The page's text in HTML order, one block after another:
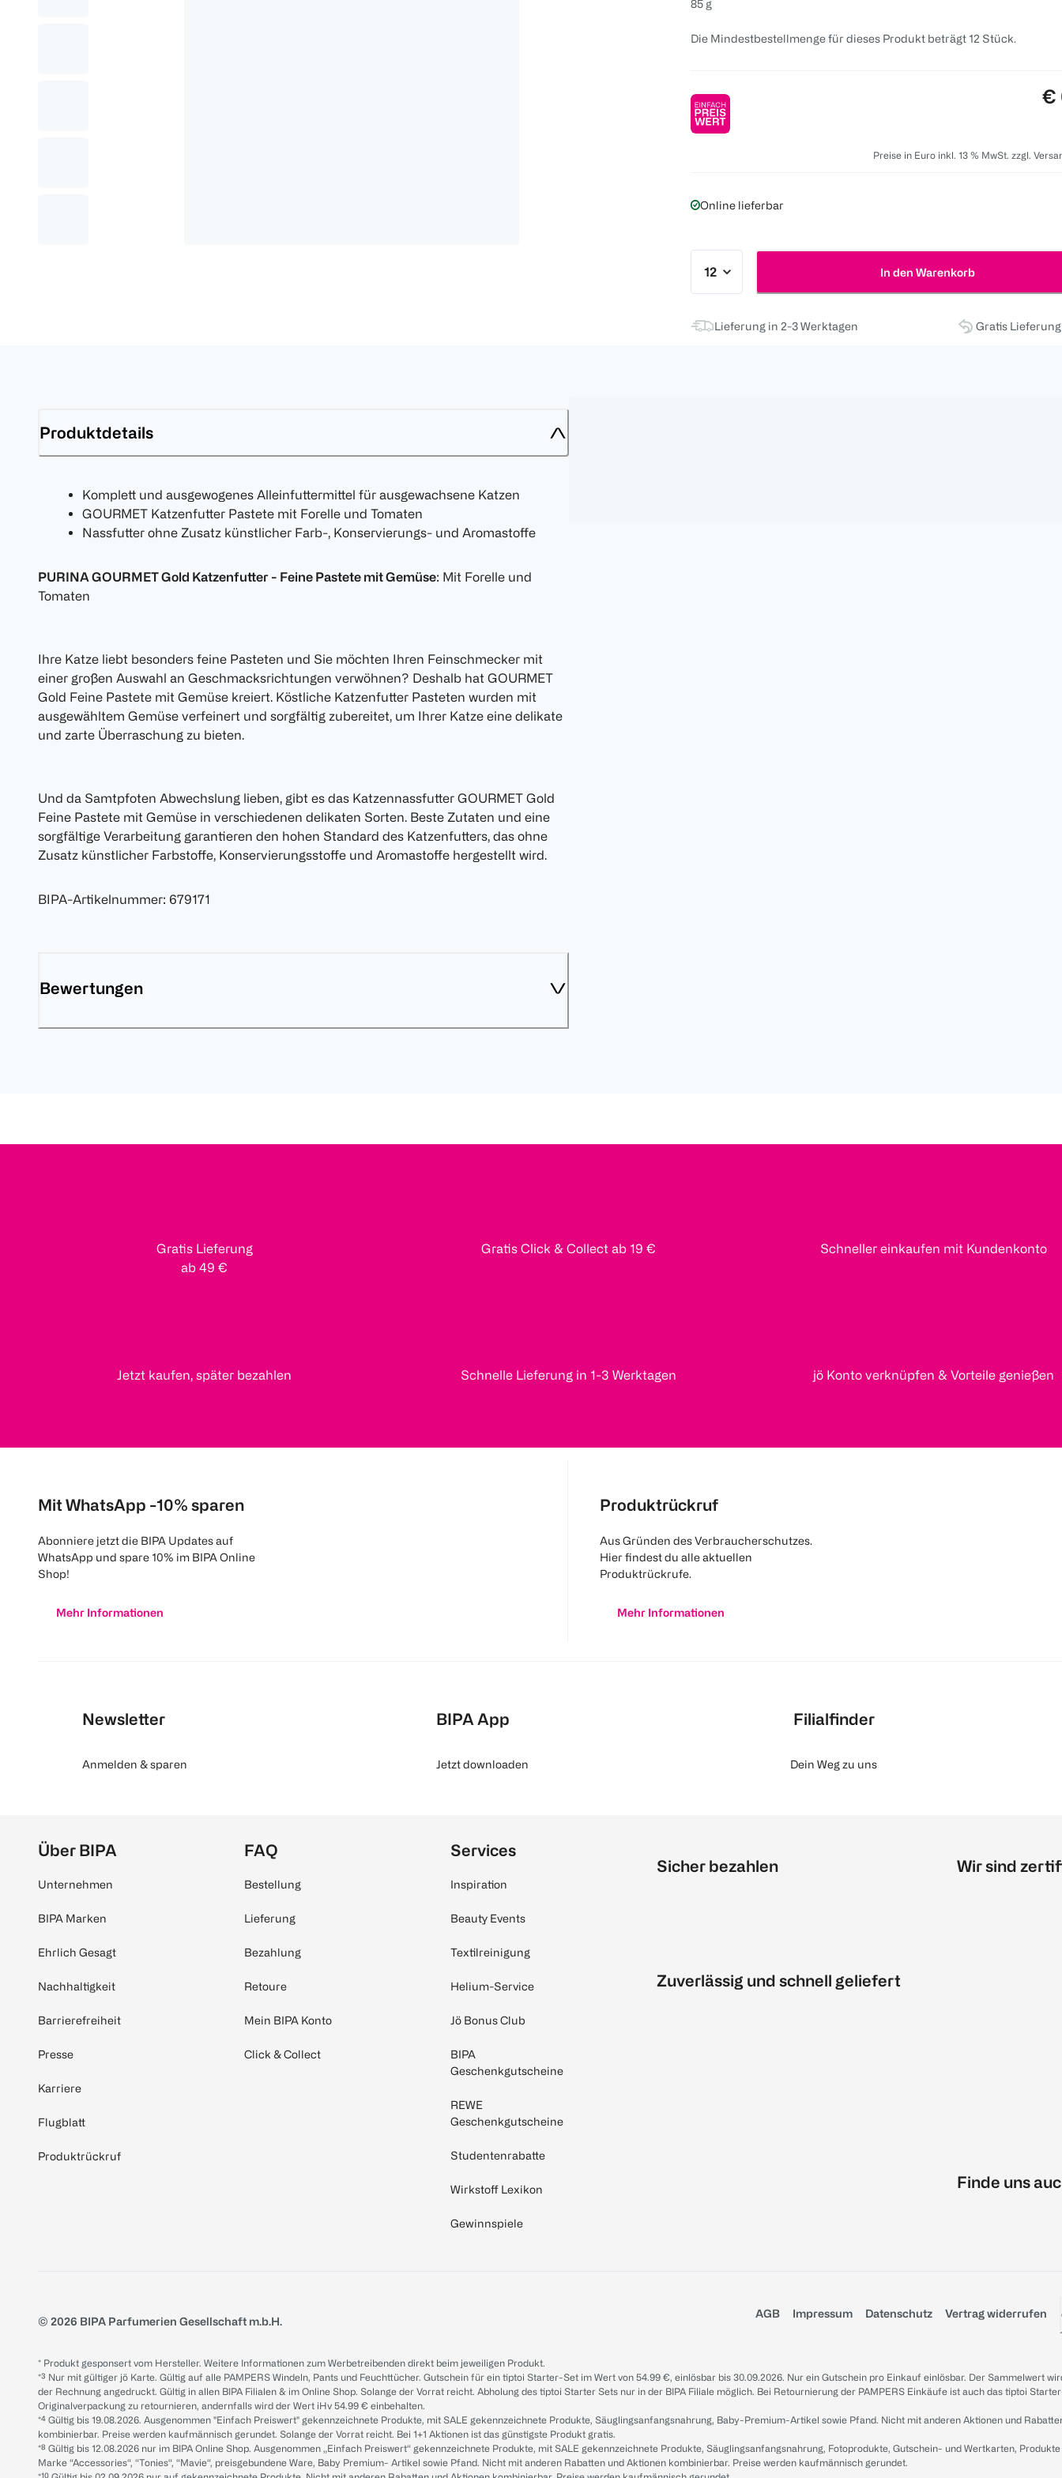
85 g
Die Mindestbestellmenge für dieses Produkt beträgt 12 Stück.
€
Preise in Euro inkl. 13 % MwSt. zzgl.
Online lieferbar
In den Warenkorb
Lieferung in 2-3 Werktagen Gratis
Produktdetails
Komplett und ausgewogenes Alleinfuttermittel für ausgewachsene Katzen
GOURMET Katzenfutter Pastete mit Forelle und Tomaten
Nassfutter ohne Zusatz künstlicher Farb-, Konservierungs- und Aromastoffe
PURINA GOURMET Gold Katzenfutter - Feine Pastete mit Gemüse: Mit Forelle und
Tomaten
Ihre Katze liebt besonders feine Pasteten und Sie möchten Ihren Feinschmecker mit
einer großen Auswahl an Geschmacksrichtungen verwöhnen? Deshalb hat GOURMET
Gold Feine Pastete mit Gemüse kreiert. Köstliche Katzenfutter Pasteten wurden mit
ausgewähltem Gemüse verfeinert und sorgfältig zubereitet, um Ihrer Katze eine delikate
und zarte Überraschung zu bieten.
Und da Samtpfoten Abwechslung lieben, gibt es das Katzennassfutter GOURMET Gold
Feine Pastete mit Gemüse in verschiedenen delikaten Sorten. Beste Zutaten und eine
sorgfältige Verarbeitung garantieren den hohen Standard des Katzenfutters, das ohne
Zusatz künstlicher Farbstoffe, Konservierungsstoffe und Aromastoffe hergestellt wird.
BIPA-Artikelnummer: 679171
Bewertungen
Gratis Lieferung
ab 49 €
Gratis Click & Collect ab 19 € Schneller einkaufen mit Kundenkonto
Jetzt kaufen, später bezahlen Schnelle Lieferung in 1-3 Werktagen jö Konto verknüpfen & Vorteile genießen
Mit WhatsApp -10% sparen
Abonniere jetzt die BIPA Updates auf
WhatsApp und spare 10% im BIPA Online
Shop!
Mehr Informationen
Produktrückruf
Aus Gründen des Verbraucherschutzes.
Hier findest du alle aktuellen
Produktrückrufe.
Mehr Informationen
Newsletter
Anmelden & sparen
BIPA App
Jetzt downloaden
Filialfinder
Dein Weg zu uns
Über BIPA
Unternehmen
BIPA Marken
Ehrlich Gesagt
Nachhaltigkeit
Barrierefreiheit
Presse
Karriere
Flugblatt
Produktrückruf
FAQ
Bestellung
Lieferung
Bezahlung
Retoure
Mein BIPA Konto
Click & Collect
Services
Inspiration
Beauty Events
Textilreinigung
Helium-Service
Jö Bonus Club
BIPA
Geschenkgutscheine
REWE
Geschenkgutscheine
Studentenrabatte
Wirkstoff Lexikon
Gewinnspiele
Sicher bezahlen
Zuverlässig und schnell geliefert
Wir sind
Finde uns
© 2026 BIPA Parfumerien Gesellschaft m.b.H.
AGB Impressum Datenschutz Vertrag widerrufen
* Produkt gesponsert vom Hersteller. Weitere Informationen zum Werbetreibenden direkt beim jeweiligen Produkt.
*³ Nur mit gültiger jö Karte. Gültig auf alle PAMPERS Windeln, Pants und Feuchttücher. Gutschein für ein tiptoi Starter-Set im Wert von 54.99 €, einlösbar bis 30.09.2026. Nur ein Gutschein pro Einkauf einlösbar. Der Sammelwert
der Rechnung angedruckt. Gültig in allen BIPA Filialen & im Online Shop. Solange der Vorrat reicht. Abholung des tiptoi Starter Sets nur in der BIPA Filiale möglich. Bei Retournierung der PAMPERS Einkäufe ist auch das tiptoi
Originalverpackung zu retournieren, andernfalls wird der Wert iHv 54.99 € einbehalten.
*⁴ Gültig bis 19.08.2026. Ausgenommen "Einfach Preiswert" gekennzeichnete Produkte, mit SALE gekennzeichnete Produkte, Säuglingsanfangsnahrung, Baby-Premium-Artikel sowie Pfand. Nicht mit anderen Aktionen und
kombinierbar. Preise werden kaufmännisch gerundet. Solange der Vorrat reicht. Bei 1+1 Aktionen ist das günstigste Produkt gratis.
*⁸ Gültig bis 12.08.2026 nur im BIPA Online Shop. Ausgenommen „Einfach Preiswert“ gekennzeichnete Produkte, mit SALE gekennzeichnete Produkte, Säuglingsanfangsnahrung, Fotoprodukte, Gutschein- und Wertkarten,
Marke “Accessories“, “Tonies“, “Mavie“, preisgebundene Ware, Baby Premium- Artikel sowie Pfand. Nicht mit anderen Rabatten und Aktionen kombinierbar. Preise werden kaufmännisch gerundet.